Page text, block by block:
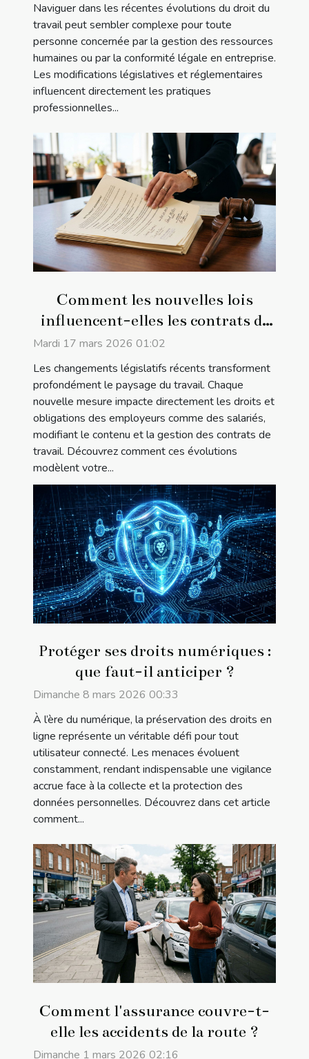
Naviguer dans les récentes évolutions du droit du
travail peut sembler complexe pour toute
personne concernée par la gestion des ressources
humaines ou par la conformité légale en entreprise.
Les modifications législatives et réglementaires
influencent directement les pratiques
professionnelles...
Comment les nouvelles lois
influencent-elles les contrats de
travail ?
Mardi 17 mars 2026 01:02
Les changements législatifs récents transforment
profondément le paysage du travail. Chaque
nouvelle mesure impacte directement les droits et
obligations des employeurs comme des salariés,
modifiant le contenu et la gestion des contrats de
travail. Découvrez comment ces évolutions
modèlent votre...
Protéger ses droits numériques :
que faut-il anticiper ?
Dimanche 8 mars 2026 00:33
À l’ère du numérique, la préservation des droits en
ligne représente un véritable défi pour tout
utilisateur connecté. Les menaces évoluent
constamment, rendant indispensable une vigilance
accrue face à la collecte et la protection des
données personnelles. Découvrez dans cet article
comment...
Comment l'assurance couvre-t-
elle les accidents de la route ?
Dimanche 1 mars 2026 02:16